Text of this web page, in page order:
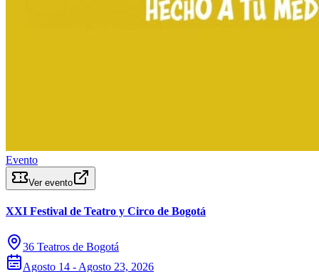
Evento
Ver evento
XXI Festival de Teatro y Circo de Bogotá
36 Teatros de Bogotá
Agosto 14 - Agosto 23, 2026